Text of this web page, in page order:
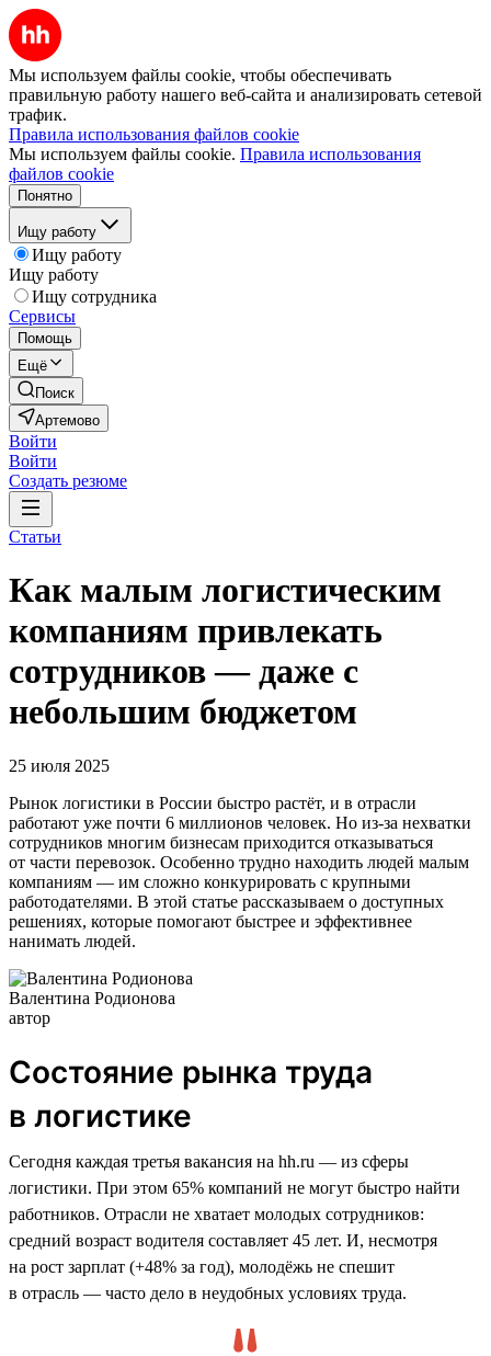
Мы используем файлы cookie, чтобы обеспечивать
правильную работу нашего веб-сайта и анализировать сетевой
трафик.
Правила использования файлов cookie
Мы используем файлы cookie. Правила использования
файлов cookie
Понятно
Ищу работу
Ищу работу
Ищу работу
Ищу сотрудника
Сервисы
Помощь
Ещё
Поиск
Артемово
Войти
Войти
Создать резюме
Статьи
Как малым логистическим
компаниям привлекать
сотрудников — даже с
небольшим бюджетом
25 июля 2025
Рынок логистики в России быстро растёт, и в отрасли
работают уже почти 6 миллионов человек. Но из-за нехватки
сотрудников многим бизнесам приходится отказываться
от части перевозок. Особенно трудно находить людей малым
компаниям — им сложно конкурировать с крупными
работодателями. В этой статье рассказываем о доступных
решениях, которые помогают быстрее и эффективнее
нанимать людей.
Валентина Родионова
автор
Состояние рынка труда
в логистике
Сегодня каждая третья вакансия на hh.ru — из сферы
логистики. При этом 65% компаний не могут быстро найти
работников. Отрасли не хватает молодых сотрудников:
средний возраст водителя составляет 45 лет. И, несмотря
на рост зарплат (+48% за год), молодёжь не спешит
в отрасль — часто дело в неудобных условиях труда.